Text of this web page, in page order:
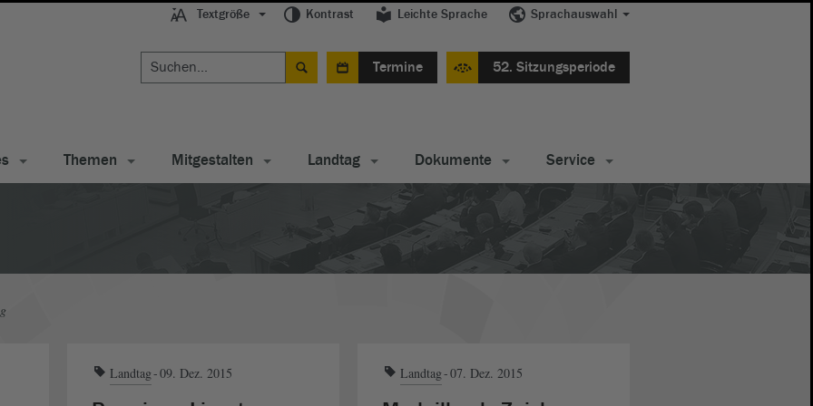
Textgröße Kontrast Leichte Sprache Sprachauswahl
Termine 52. Sitzungsperiode
Themen Mitgestalten Landtag Dokumente Service
Landtag 09. Dez. 2015 Landtag 07. Dez. 2015